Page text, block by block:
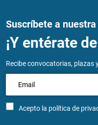
Suscríbete a
¡Y entérate
Recibe convocatorias, plazas
Acepto la política de